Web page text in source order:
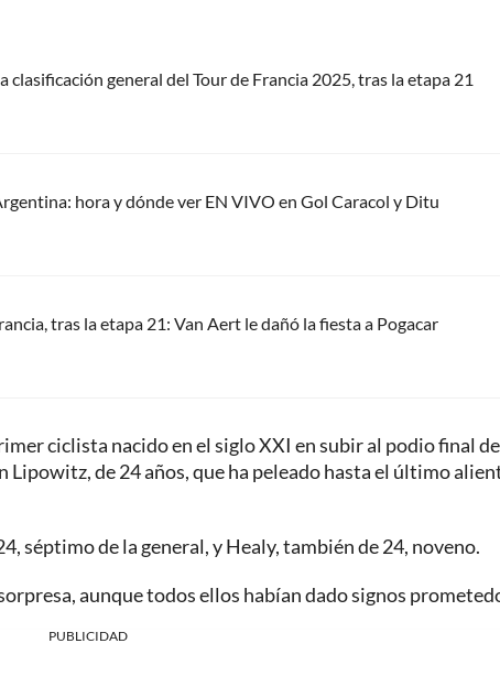
general del Tour de Francia 2025, tras la etapa 21
hora y dónde ver EN VIVO en Gol Caracol y Ditu
tras la etapa 21: Van Aert le dañó la fiesta a Pogacar
ciclista nacido en el siglo XXI en subir al podio final
Lipowitz, de 24 años, que ha peleado hasta el último
séptimo de la general, y Healy, también de 24, noveno.
aunque todos ellos habían dado signos
PUBLICIDAD